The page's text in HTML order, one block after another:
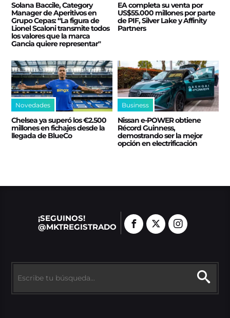
Solana Baccile, Category
Manager de Aperitivos en
Grupo Cepas: “La figura de
Lionel Scaloni transmite todos
los valores que la marca
Gancia quiere representar"
EA completa su venta por
US$55.000 millones por parte
de PIF, Silver Lake y Affinity
Partners
Novedades
Chelsea ya superó los €2.500
millones en fichajes desde la
llegada de BlueCo
Business
Nissan e‑POWER obtiene
Récord Guinness,
demostrando ser la mejor
opción en electrificación
¡SEGUINOS!
@MKTREGISTRADO